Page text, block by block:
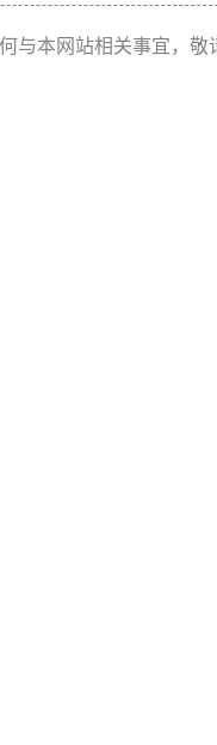
与本网站相关事宜，敬